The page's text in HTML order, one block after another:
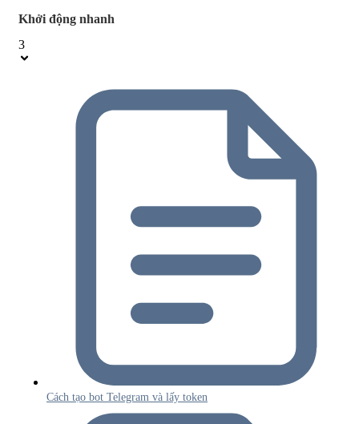
Khởi động nhanh
3
Cách tạo bot Telegram và lấy token